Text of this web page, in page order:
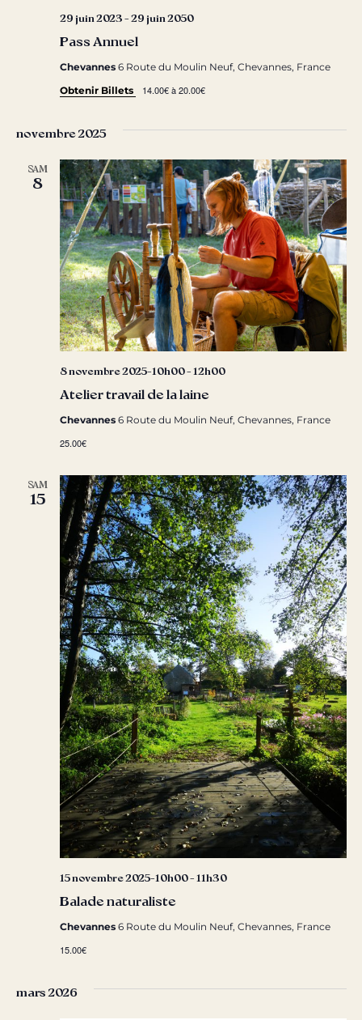
Pass Annuel
29 juin 2023 - 29 juin 2050
Chevannes 6 Route du Moulin Neuf, Chevannes, France
Obtenir Billets
14.00€ à 20.00€
novembre 2025
SAM
8
Atelier travail de la laine
8 novembre 2025-10h00- 12h00
Chevannes 6 Route du Moulin Neuf, Chevannes, France
25.00€
SAM
15
Balade naturaliste
15 novembre 2025-10h00- 11h30
Chevannes 6 Route du Moulin Neuf, Chevannes, France
15.00€
mars 2026